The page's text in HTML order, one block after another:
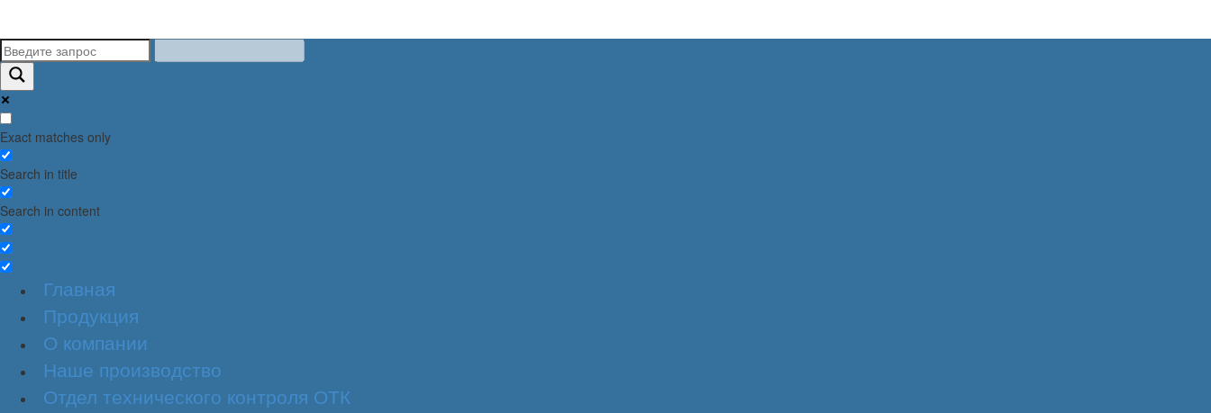
Exact matches only
Search in title
Search in content
Главная
Продукция
О компании
Наше производство
Отдел технического контроля ОТК